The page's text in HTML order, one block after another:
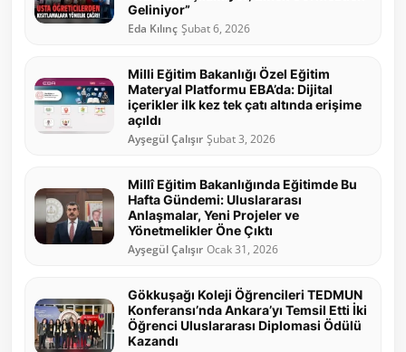
Geliniyor”
Eda Kılınç Şubat 6, 2026
Milli Eğitim Bakanlığı Özel Eğitim
Materyal Platformu EBA’da: Dijital
içerikler ilk kez tek çatı altında erişime
açıldı
Ayşegül Çalışır Şubat 3, 2026
Millî Eğitim Bakanlığında Eğitimde Bu
Hafta Gündemi: Uluslararası
Anlaşmalar, Yeni Projeler ve
Yönetmelikler Öne Çıktı
Ayşegül Çalışır Ocak 31, 2026
Gökkuşağı Koleji Öğrencileri TEDMUN
Konferansı’nda Ankara’yı Temsil Etti İki
Öğrenci Uluslararası Diplomasi Ödülü
Kazandı